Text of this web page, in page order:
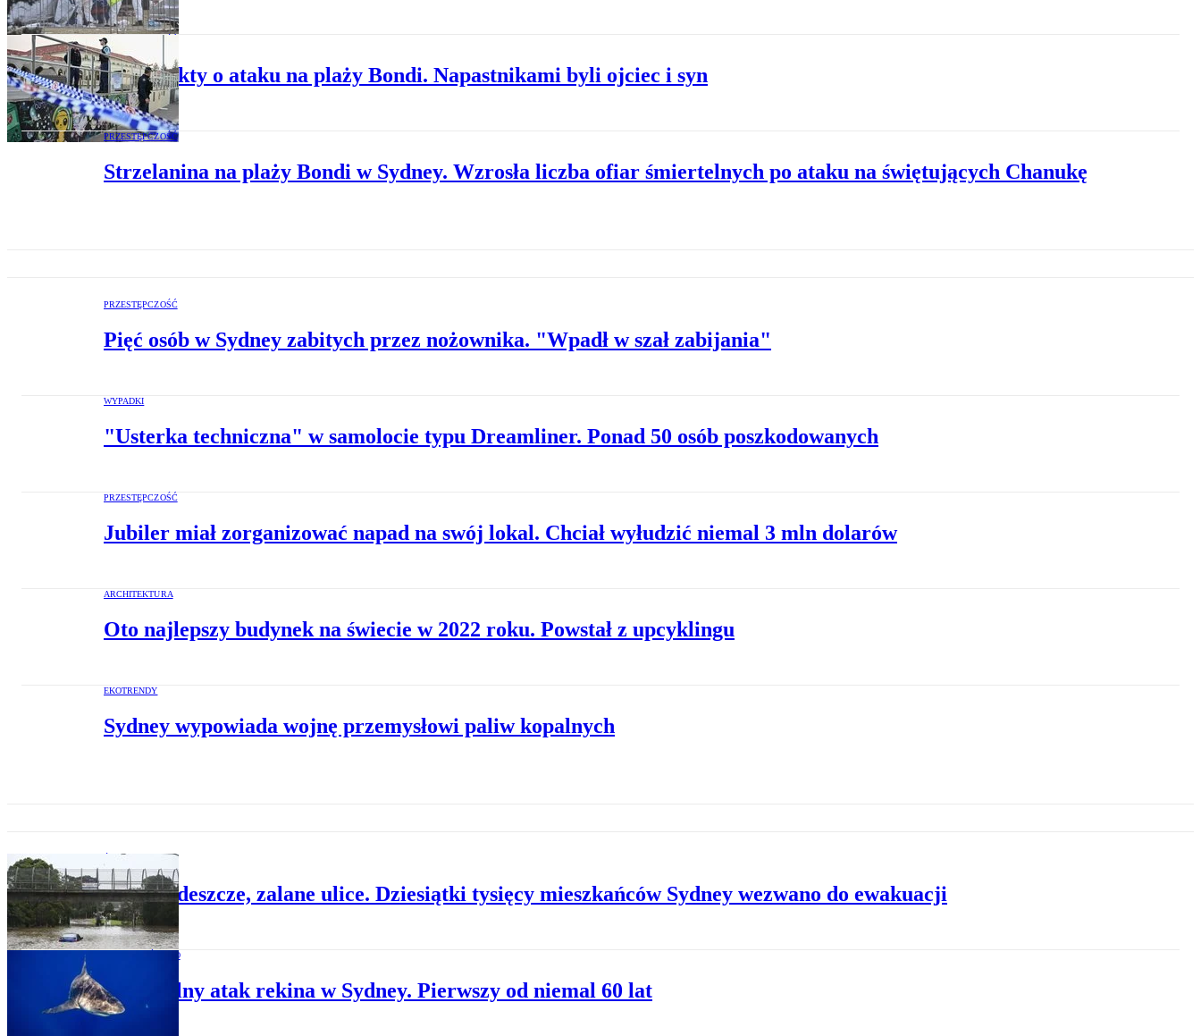
PRZESTĘPCZOŚĆ
Nowe fakty o ataku na plaży Bondi. Napastnikami byli ojciec i syn
PRZESTĘPCZOŚĆ
Strzelanina na plaży Bondi w Sydney. Wzrosła liczba ofiar śmiertelnych po ataku na świętujących Chanukę
PRZESTĘPCZOŚĆ
Pięć osób w Sydney zabitych przez nożownika. "Wpadł w szał zabijania"
WYPADKI
"Usterka techniczna" w samolocie typu Dreamliner. Ponad 50 osób poszkodowanych
PRZESTĘPCZOŚĆ
Jubiler miał zorganizować napad na swój lokal. Chciał wyłudzić niemal 3 mln dolarów
ARCHITEKTURA
Oto najlepszy budynek na świecie w 2022 roku. Powstał z upcyklingu
EKOTRENDY
Sydney wypowiada wojnę przemysłowi paliw kopalnych
Ulewne deszcze, zalane ulice. Dziesiątki tysięcy mieszkańców Sydney wezwano do ewakuacji
SPOŁECZEŃSTWO
Śmiertelny atak rekina w Sydney. Pierwszy od niemal 60 lat